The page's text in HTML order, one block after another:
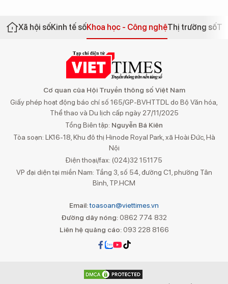
Xã hội sốKinh tế sốKhoa học - Công nghệThị trường số
Cơ quan của Hội Truyền thông số Việt Nam
Giấy phép hoạt động báo chí số 165/GP-BVHTTDL do Bộ Văn hóa,
Thể thao và Du lịch cấp ngày 27/11/2025
Tổng Biên tập: Nguyễn Bá Kiên
Tòa soạn: LK16-18, Khu đô thị Hinode Royal Park, xã Hoài Đức, Hà
Nội
Điện thoại/fax: (024)32 151175
VP đại diện tại miền Nam: Tầng 3, số 54, đường C1, phường Tân
Bình, TP.HCM
Email:toasoan@viettimes.vn
Đường dây nóng: 0862 774 832
Liên hệ quảng cáo:093 228 8166